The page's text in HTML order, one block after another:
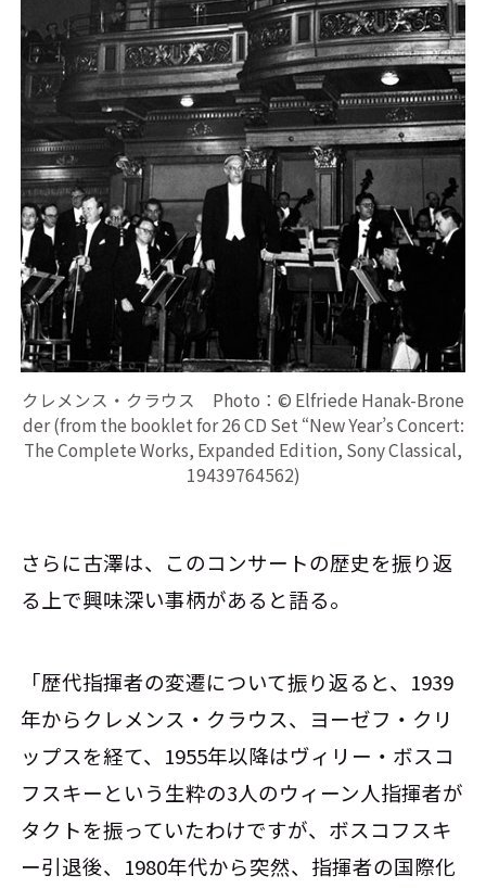
クレメンス・クラウス Photo：© Elfriede Hanak-Brone
der (from the booklet for 26 CD Set “New Year’s Concert:
The Complete Works, Expanded Edition, Sony Classical,
19439764562)
さらに古澤は、このコンサートの歴史を振り返
る上で興味深い事柄があると語る。
「歴代指揮者の変遷について振り返ると、1939
年からクレメンス・クラウス、ヨーゼフ・クリ
ップスを経て、1955年以降はヴィリー・ボスコ
フスキーという生粋の3人のウィーン人指揮者が
タクトを振っていたわけですが、ボスコフスキ
ー引退後、1980年代から突然、指揮者の国際化